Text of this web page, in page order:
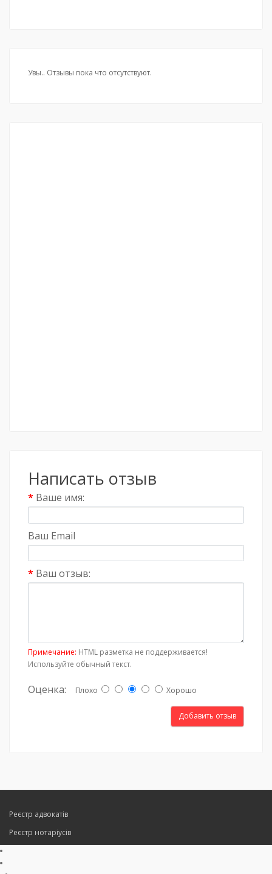
Увы.. Отзывы пока что отсутствуют.
Написать отзыв
Ваше имя:
Ваш Email
Ваш отзыв:
Примечание: HTML разметка не поддерживается!
Используйте обычный текст.
Оценка: Плохо Хорошо
Добавить отзыв
Реєстр адвокатів
Реєстр нотаріусів